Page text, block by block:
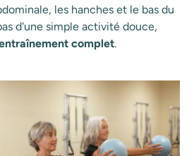
les hanches et le bas du
d'une simple activité douce,
complet.